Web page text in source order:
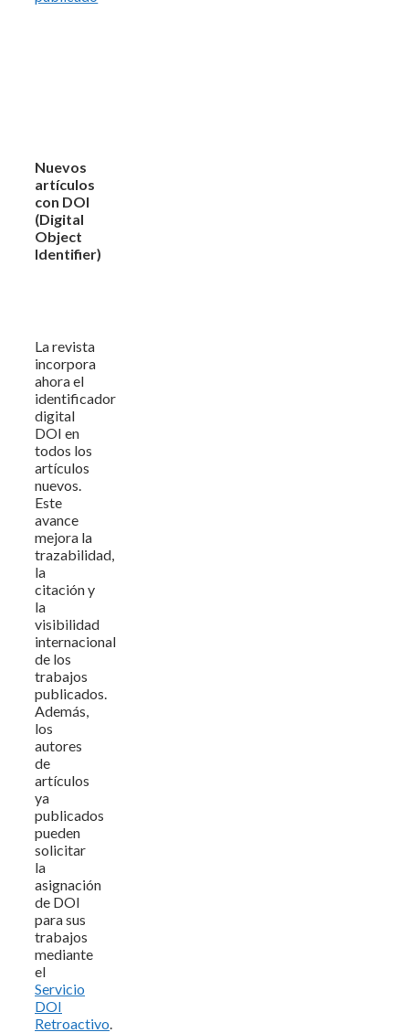
Nuevos
artículos
con DOI
(Digital
Object
Identifier)
La revista
incorpora
ahora el
identificador
digital
DOI en
todos los
artículos
nuevos.
Este
avance
mejora la
trazabilidad,
la
citación y
la
visibilidad
internacional
de los
trabajos
publicados.
Además,
los
autores
de
artículos
ya
publicados
pueden
solicitar
la
asignación
de DOI
para sus
trabajos
mediante
el
Servicio
DOI
Retroactivo.